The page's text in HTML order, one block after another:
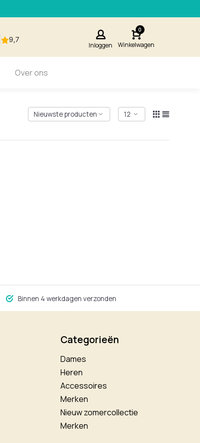
Inloggen
0
Winkelwagen
Over ons
Binnen 4 werkdagen verzonden
Categorieën
Dames
Heren
Accessoires
Merken
Nieuw zomercollectie
Merken